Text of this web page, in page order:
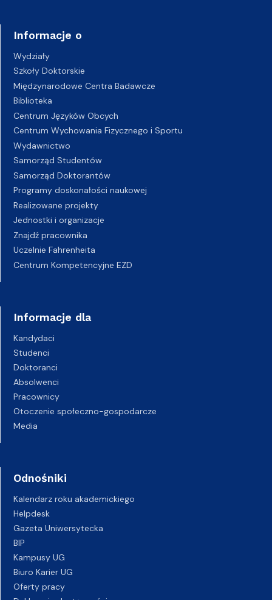
Informacje o
Wydziały
Szkoły Doktorskie
Międzynarodowe Centra Badawcze
Biblioteka
Centrum Języków Obcych
Centrum Wychowania Fizycznego i Sportu
Wydawnictwo
Samorząd Studentów
Samorząd Doktorantów
Programy doskonałości naukowej
Realizowane projekty
Jednostki i organizacje
Znajdź pracownika
Uczelnie Fahrenheita
Centrum Kompetencyjne EZD
Informacje dla
Kandydaci
Studenci
Doktoranci
Absolwenci
Pracownicy
Otoczenie społeczno-gospodarcze
Media
Odnośniki
Kalendarz roku akademickiego
Helpdesk
Gazeta Uniwersytecka
BIP
Kampusy UG
Biuro Karier UG
Oferty pracy